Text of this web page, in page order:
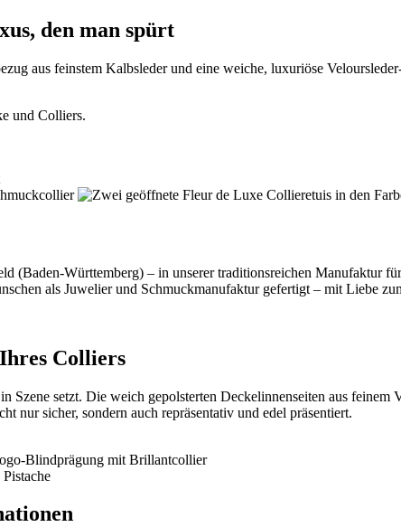
den man spürt
aus feinstem Kalbsleder und eine weiche, luxuriöse
und Colliers.
(Baden-Württemberg) – in unserer traditionsreichen Manufaktur
als Juwelier und Schmuckmanufaktur gefertigt – mit Liebe
Colliers
setzt. Die weich gepolsterten Deckelinnenseiten aus feinem
sicher, sondern auch repräsentativ und edel präsentiert.